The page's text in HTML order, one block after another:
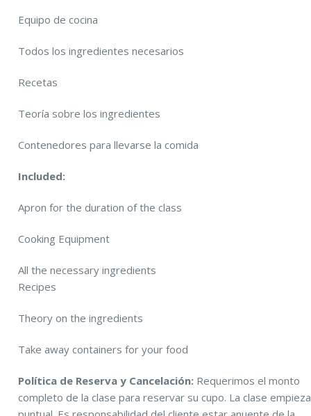
Equipo de cocina
Todos los ingredientes necesarios
Recetas
Teoría sobre los ingredientes
Contenedores para llevarse la comida
Included:
Apron for the duration of the class
Cooking Equipment
All the necessary ingredients
Recipes
Theory on the ingredients
Take away containers for your food
Política de Reserva y Cancelación: Requerimos el monto
completo de la clase para reservar su cupo. La clase empieza